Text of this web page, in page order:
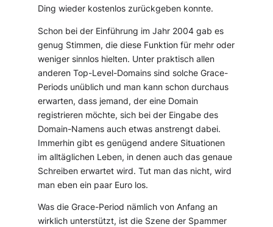
Ding wieder kostenlos zurückgeben konnte.
Schon bei der Einführung im Jahr 2004 gab es
genug Stimmen, die diese Funktion für mehr oder
weniger sinnlos hielten. Unter praktisch allen
anderen Top-Level-Domains sind solche Grace-
Periods unüblich und man kann schon durchaus
erwarten, dass jemand, der eine Domain
registrieren möchte, sich bei der Eingabe des
Domain-Namens auch etwas anstrengt dabei.
Immerhin gibt es genügend andere Situationen
im alltäglichen Leben, in denen auch das genaue
Schreiben erwartet wird. Tut man das nicht, wird
man eben ein paar Euro los.
Was die Grace-Period nämlich von Anfang an
wirklich unterstützt, ist die Szene der Spammer